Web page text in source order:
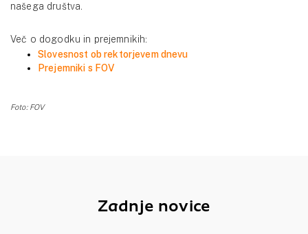
našega društva.
Več o dogodku in prejemnikih:
Slovesnost ob rektorjevem dnevu
Prejemniki s FOV
Foto: FOV
Zadnje novice